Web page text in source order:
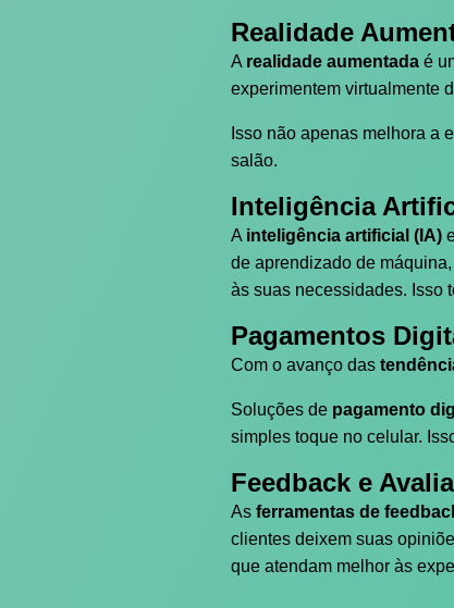
Realidade
A realidade aumentada é
experimentem virtualmente
Isso não apenas melhora a
salão.
Inteligência
A inteligência artificial (IA)
de aprendizado de
às suas necessidades. Isso
Pagamentos
Com o avanço das
Soluções de pagamento
simples toque no celular.
Feedback e
As ferramentas de
clientes deixem suas
que atendam melhor às